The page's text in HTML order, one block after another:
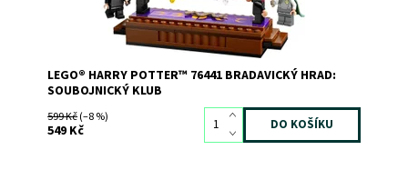
LEGO® HARRY POTTER™ 76441 BRADAVICKÝ HRAD:
SOUBOJNICKÝ KLUB
599 Kč(–8 %)
549 Kč